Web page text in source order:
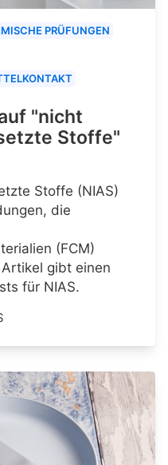
PRÜFUNGEN
"nicht
Stoffe"
Stoffe (NIAS)
die
(FCM)
gibt einen
für NIAS.